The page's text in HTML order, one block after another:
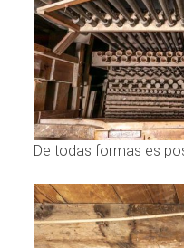
De todas formas es